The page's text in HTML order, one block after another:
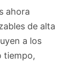
ahora
de alta
a los
tiempo,